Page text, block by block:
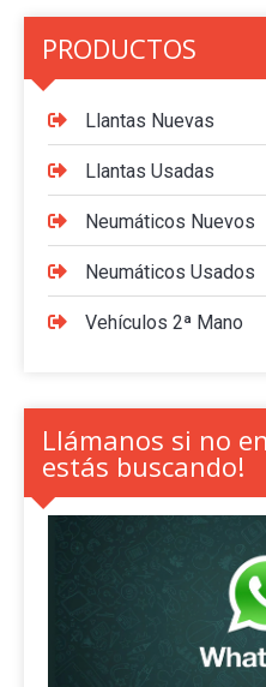
PRODUCTOS
Llantas Nuevas
Llantas Usadas
Neumáticos Nuevos
Neumáticos Usados
Vehículos 2ª Mano
Llámanos si no
estás buscando!